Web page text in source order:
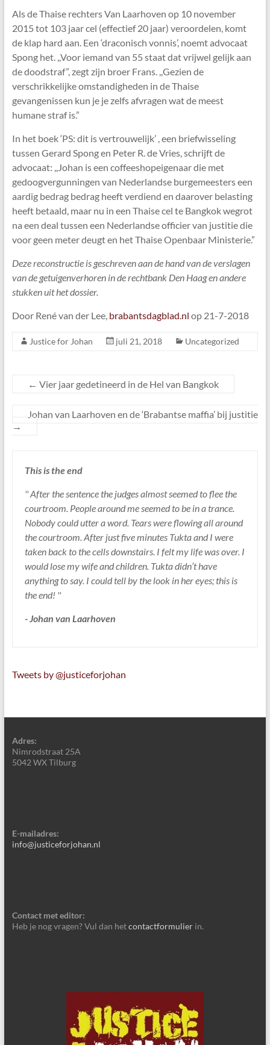
Als de Thaise rechters Van Laarhoven op 10 november
2015 tot 103 jaar cel (effectief 20 jaar) veroordelen, komt
de klap hard aan. Een ‘draconisch vonnis’, noemt advocaat
Spong het. ,,Voor iemand van 55 staat dat vrijwel gelijk aan
de doodstraf”, zegt zijn broer Frans. ,,Gezien de
verschrikkelijke omstandigheden in de Thaise
gevangenissen kun je je zelfs afvragen wat de meest
humane straf is.”
In het boek ‘PS: dit is vertrouwelijk’ , een briefwisseling
tussen Gerard Spong en Peter R. de Vries, schrijft de
advocaat: ,,Johan is een coffeeshopeigenaar die met
gedoogvergunningen van Nederlandse burgemeesters een
aardig bedrag bedrag heeft verdiend en daarover belasting
heeft betaald, maar nu in een Thaise cel te Bangkok wegrot
na een deal tussen een Nederlandse officier van justitie die
voor geen meter deugt en het Thaise Openbaar Ministerie.”
Deze reconstructie is geschreven aan de hand van de verslagen
van de getuigenverhoren in de rechtbank Den Haag en andere
stukken uit het dossier.
Door René van der Lee, brabantsdagblad.nl op 21-7-2018
Justice for Johan juli 21, 2018 Uncategorized
← Vier jaar gedetineerd in de Hel van Bangkok
Johan van Laarhoven en de ‘Brabantse maffia’ bij justitie
→
This is the end
'' After the sentence the judges almost seemed to flee the
courtroom. People around me seemed to be in a trance.
Nobody could utter a word. Tears were flowing all around
the courtroom. After just five minutes Tukta and I were
taken back to the cells downstairs. I felt my life was over. I
would lose my wife and children. Tukta didn’t have
anything to say. I could tell by the look in her eyes; this is
the end! ''
- Johan van Laarhoven
Tweets by @justiceforjohan
Adres:
Nimrodstraat 25A
5042 WX Tilburg
E-mailadres:
info@justiceforjohan.nl
Contact met editor:
Heb je nog vragen? Vul dan hetcontactformulierin.